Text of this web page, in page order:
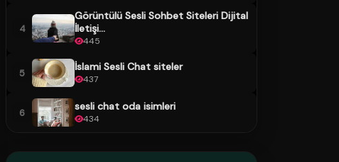
4
Görüntülü Sesli Sohbet Siteleri Dijital
İletişi...
445
5 İslami Sesli Chat siteler
437
6 sesli chat oda isimleri
434